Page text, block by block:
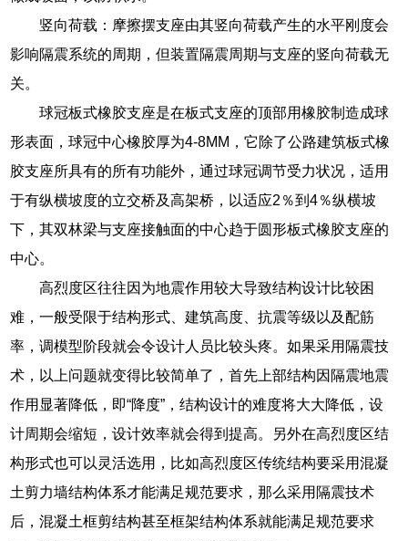
竖向荷载：摩擦摆支座由其竖向荷载产生的水平刚度会
影响隔震系统的周期，但装置隔震周期与支座的竖向荷载无
关。
球冠板式橡胶支座是在板式支座的顶部用橡胶制造成球
形表面，球冠中心橡胶厚为4-8MM，它除了公路建筑板式橡
胶支座所具有的所有功能外，通过球冠调节受力状况，适用
于有纵横坡度的立交桥及高架桥，以适应2％到4％纵横坡
下，其双林梁与支座接触面的中心趋于圆形板式橡胶支座的
中心。
高烈度区往往因为地震作用较大导致结构设计比较困
难，一般受限于结构形式、建筑高度、抗震等级以及配筋
率，调模型阶段就会令设计人员比较头疼。如果采用隔震技
术，以上问题就变得比较简单了，首先上部结构因隔震地震
作用显著降低，即“降度”，结构设计的难度将大大降低，设
计周期会缩短，设计效率就会得到提高。另外在高烈度区结
构形式也可以灵活选用，比如高烈度区传统结构要采用混凝
土剪力墙结构体系才能满足规范要求，那么采用隔震技术
后，混凝土框剪结构甚至框架结构体系就能满足规范要求